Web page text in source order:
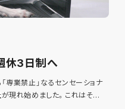
休3日制へ
業禁止」なるセンセーショナ
現れ始めました。これはそ…